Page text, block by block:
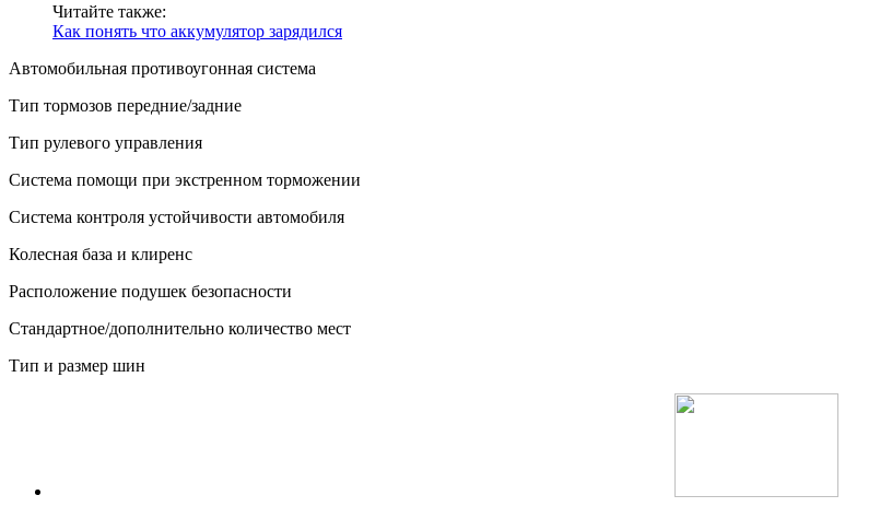
Читайте также:
Как понять что аккумулятор зарядился
Автомобильная противоугонная система
Тип тормозов передние/задние
Тип рулевого управления
Система помощи при экстренном торможении
Система контроля устойчивости автомобиля
Колесная база и клиренс
Расположение подушек безопасности
Стандартное/дополнительно количество мест
Тип и размер шин